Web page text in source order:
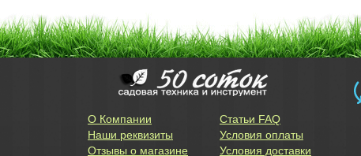
О Компании
Наши реквизиты
Отзывы о магазине
Статьи FAQ
Условия оплаты
Условия доставки